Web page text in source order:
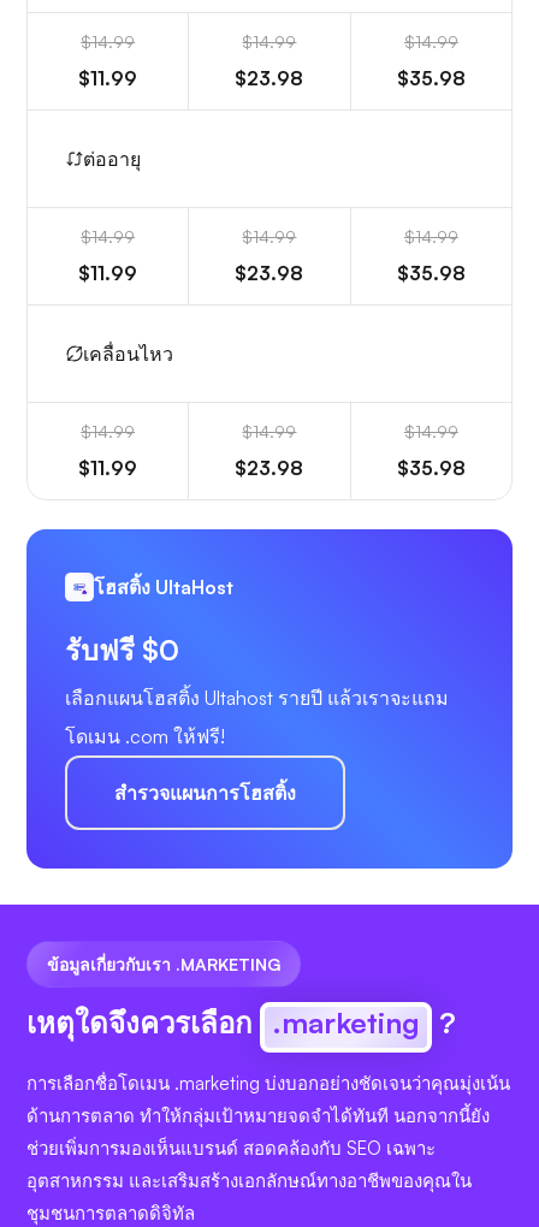
$14.99
$11.99
$14.99
$23.98
$14.99
$35.98
ต่ออายุ
$14.99
$11.99
$14.99
$23.98
$14.99
$35.98
เคลื่อนไหว
$14.99
$11.99
$14.99
$23.98
$14.99
$35.98
โฮสติ้ง UltaHost
รับฟรี $0
เลือกแผนโฮสติ้ง Ultahost รายปี แล้วเราจะแถม
โดเมน .com ให้ฟรี!
สำรวจแผนการโฮสติ้ง
ข้อมูลเกี่ยวกับเรา .MARKETING
เหตุใดจึงควรเลือก .marketing ?
การเลือกชื่อโดเมน .marketing บ่งบอกอย่างชัดเจนว่าคุณมุ่งเน้น
ด้านการตลาด ทำให้กลุ่มเป้าหมายจดจำได้ทันที นอกจากนี้ยัง
ช่วยเพิ่มการมองเห็นแบรนด์ สอดคล้องกับ SEO เฉพาะ
อุตสาหกรรม และเสริมสร้างเอกลักษณ์ทางอาชีพของคุณใน
ชุมชนการตลาดดิจิทัล